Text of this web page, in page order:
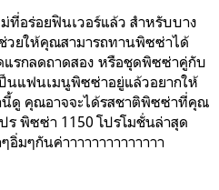
อร่อยฟินเวอร์แล้ว สำหรับบาง
วยให้คุณสามารถทานพิซซ่าได้
แรกลดถาดสอง หรือชุดพิซซ่าคู่กับ
นแฟนเมนูพิซซ่าอยู่แล้วอยากให้
ดู คุณอาจจะได้รสชาติพิซซ่าที่คุณ
ร พิซซ่า 1150 โปรโมชั่นล่าสุด
มๆกันค่าาาาาาาาาาาาาา